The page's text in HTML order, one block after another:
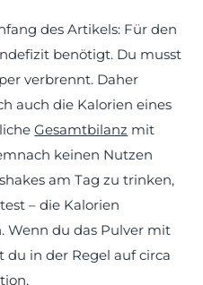
des Artikels: Für den
benötigt. Du musst
verbrennt. Daher
auch die Kalorien eines
Gesamtbilanz mit
keinen Nutzen
am Tag zu trinken,
– die Kalorien
Wenn du das Pulver mit
du in der Regel auf circa